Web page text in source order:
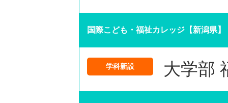
国際こども・福祉カレッジ【新潟県】
学科新設 大学部